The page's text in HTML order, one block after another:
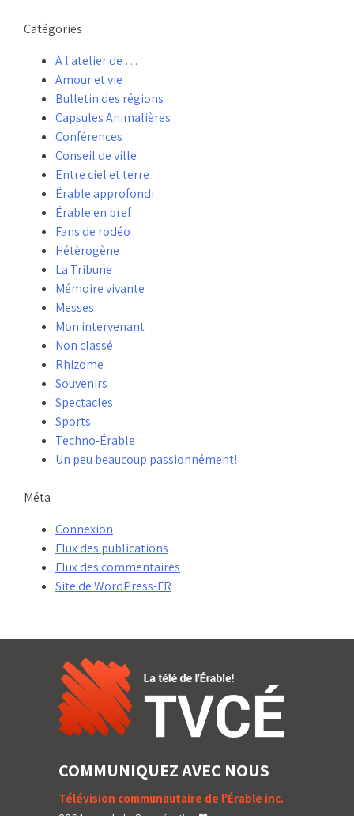
Catégories
À l'atelier de …
Amour et vie
Bulletin des régions
Capsules Animalières
Conférences
Conseil de ville
Entre ciel et terre
Érable approfondi
Érable en bref
Fans de rodéo
Hétèrogène
La Tribune
Mémoire vivante
Messes
Mon intervenant
Non classé
Rhizome
Souvenirs
Spectacles
Sports
Techno-Érable
Un peu beaucoup passionnément!
Méta
Connexion
Flux des publications
Flux des commentaires
Site de WordPress-FR
COMMUNIQUEZ AVEC NOUS
Télévision communautaire de l'Érable inc.